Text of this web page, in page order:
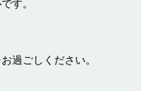
号について
案内
知らせ
す。
過ごしください。